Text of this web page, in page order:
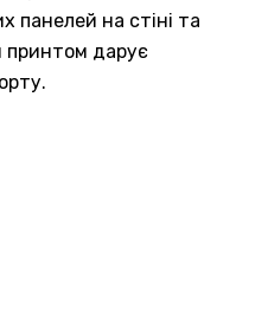
панелей на стіні та
принтом дарує